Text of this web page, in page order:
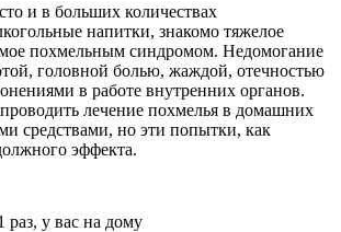
и в больших количествах
напитки, знакомо тяжелое
похмельным синдромом. Недомогание
головной болью, жаждой, отечностью
в работе внутренних органов.
лечение похмелья в домашних
средствами, но эти попытки, как
эффекта.
раз, у вас на дому